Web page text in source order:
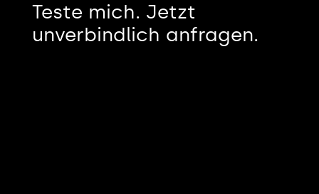
Teste mich. Jetzt
unverbindlich anfragen.